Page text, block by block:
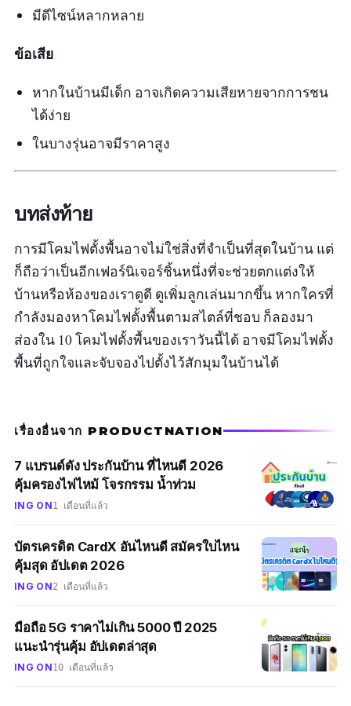
มีดีไซน์หลากหลาย
ข้อเสีย
หากในบ้านมีเด็ก อาจเกิดความเสียหายจากการชน
ได้ง่าย
ในบางรุ่นอาจมีราคาสูง
บทส่งท้าย
การมีโคมไฟตั้งพื้นอาจไม่ใช่สิ่งที่จำเป็นที่สุดในบ้าน แต่
ก็ถือว่าเป็นอีกเฟอร์นิเจอร์ชิ้นหนึ่งที่จะช่วยตกแต่งให้
บ้านหรือห้องของเราดูดี ดูเพิ่มลูกเล่นมากขึ้น หากใครที่
กำลังมองหาโคมไฟตั้งพื้นตามสไตล์ที่ชอบ ก็ลองมา
ส่องใน 10 โคมไฟตั้งพื้นของเราวันนี้ได้ อาจมีโคมไฟตั้ง
พื้นที่ถูกใจและจับจองไปตั้งไว้สักมุมในบ้านได้
เรื่องอื่นจาก PRODUCTNATION
7 แบรนด์ดัง ประกันบ้าน ที่ไหนดี 2026
คุ้มครองไฟไหม้ โจรกรรม น้ำท่วม
ING ON1 เดือนที่แล้ว
บัตรเครดิต CardX อันไหนดี สมัครใบไหน
คุ้มสุด อัปเดต 2026
ING ON2 เดือนที่แล้ว
มือถือ 5G ราคาไม่เกิน 5000 ปี 2025
แนะนำรุ่นคุ้ม อัปเดตล่าสุด
ING ON10 เดือนที่แล้ว